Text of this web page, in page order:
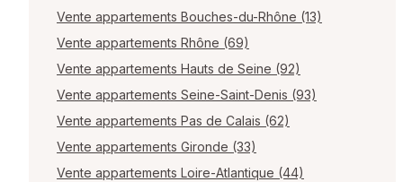
Vente appartements Bouches-du-Rhône (13)
Vente appartements Rhône (69)
Vente appartements Hauts de Seine (92)
Vente appartements Seine-Saint-Denis (93)
Vente appartements Pas de Calais (62)
Vente appartements Gironde (33)
Vente appartements Loire-Atlantique (44)